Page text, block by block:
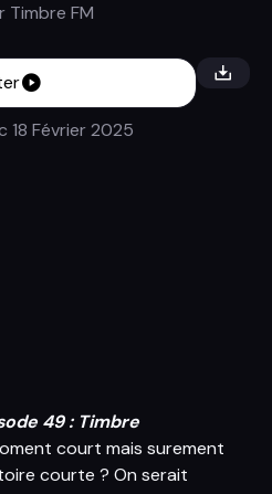
Timbre FM
18 Février 2025
49 : Timbre
court mais surement
courte ? On serait